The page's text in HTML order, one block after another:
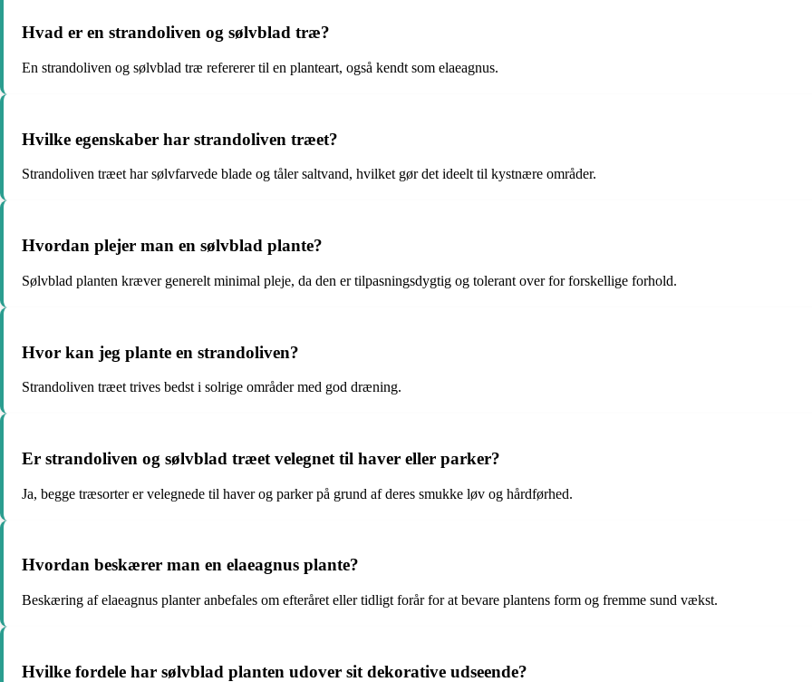
Hvad er en strandoliven og sølvblad træ?
En strandoliven og sølvblad træ refererer til en planteart, også kendt som elaeagnus.
Hvilke egenskaber har strandoliven træet?
Strandoliven træet har sølvfarvede blade og tåler saltvand, hvilket gør det ideelt til kystnære områder.
Hvordan plejer man en sølvblad plante?
Sølvblad planten kræver generelt minimal pleje, da den er tilpasningsdygtig og tolerant over for forskellige forhold.
Hvor kan jeg plante en strandoliven?
Strandoliven træet trives bedst i solrige områder med god dræning.
Er strandoliven og sølvblad træet velegnet til haver eller parker?
Ja, begge træsorter er velegnede til haver og parker på grund af deres smukke løv og hårdførhed.
Hvordan beskærer man en elaeagnus plante?
Beskæring af elaeagnus planter anbefales om efteråret eller tidligt forår for at bevare plantens form og fremme sund vækst.
Hvilke fordele har sølvblad planten udover sit dekorative udseende?